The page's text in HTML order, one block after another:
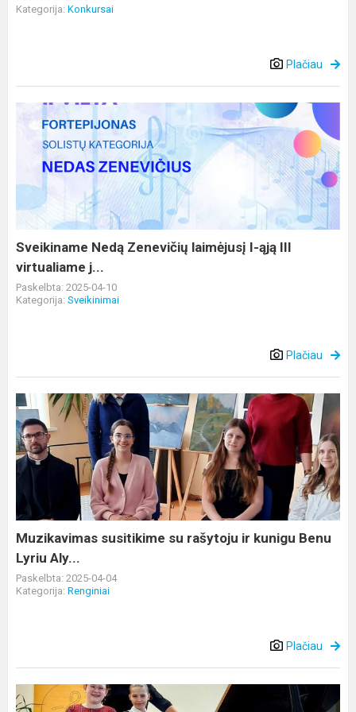
Kategorija: Konkursai
Plačiau
Sveikiname
Nedą
Zenevičių
laimėjusį
I-
ąją
virtualiame
j...
Sveikiname Nedą Zenevičių laimėjusį I-ąją III
virtualiame j...
Paskelbta: 2025-04-10
Kategorija: Sveikinimai
Plačiau
Muzikavimas
susitikime
su
rašytoju
ir
kunigu
Benu
Lyriu
Aly...
Muzikavimas susitikime su rašytoju ir kunigu Benu
Lyriu Aly...
Paskelbta: 2025-04-04
Kategorija: Renginiai
Plačiau
Patirčių